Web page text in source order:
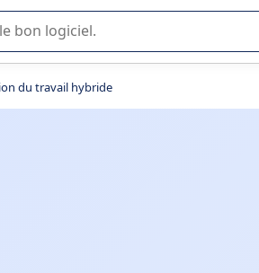
de logiciel SaaS en entreprise.
du travail hybride